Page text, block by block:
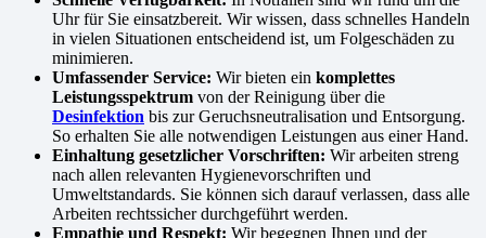
Uhr für Sie einsatzbereit. Wir wissen, dass schnelles Handeln
in vielen Situationen entscheidend ist, um Folgeschäden zu
minimieren.
Umfassender Service: Wir bieten ein komplettes
Leistungsspektrum von der Reinigung über die
Desinfektion bis zur Geruchsneutralisation und Entsorgung.
So erhalten Sie alle notwendigen Leistungen aus einer Hand.
Einhaltung gesetzlicher Vorschriften: Wir arbeiten streng
nach allen relevanten Hygienevorschriften und
Umweltstandards. Sie können sich darauf verlassen, dass alle
Arbeiten rechtssicher durchgeführt werden.
Empathie und Respekt: Wir begegnen Ihnen und der